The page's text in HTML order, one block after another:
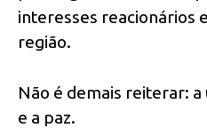
interesses reacionários
região.
Não é demais reiterar: a
e a paz.